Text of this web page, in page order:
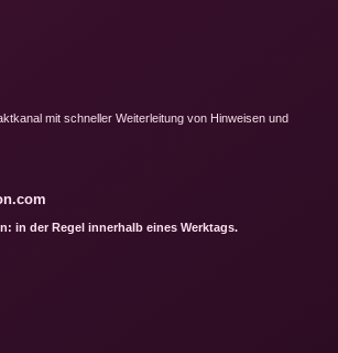
mit schneller Weiterleitung von Hinweisen und
in der Regel innerhalb eines Werktags.